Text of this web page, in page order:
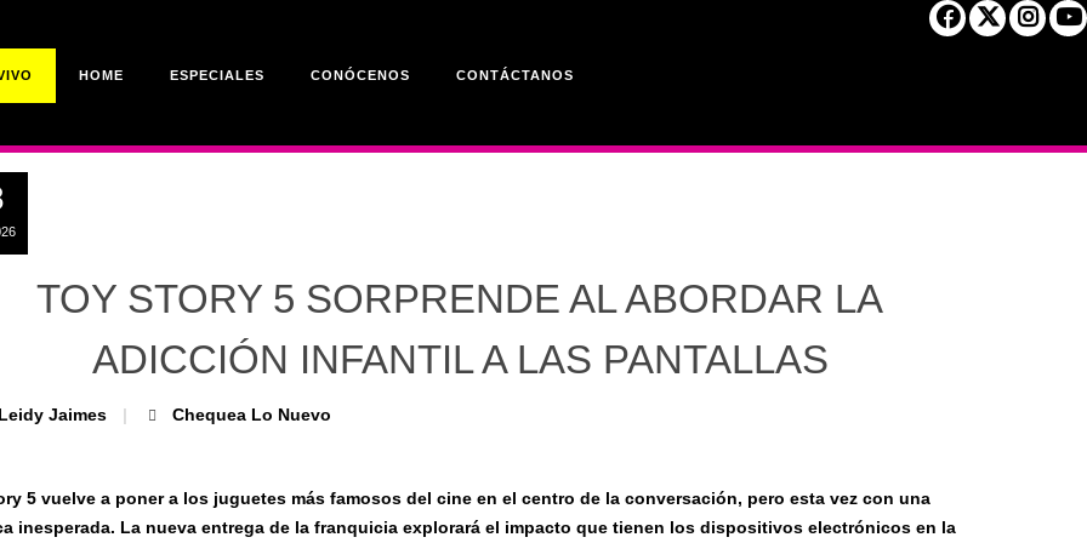
HOME ESPECIALES CONÓCENOS CONTÁCTANOS
TOY STORY 5 SORPRENDE AL ABORDAR LA
ADICCIÓN INFANTIL A LAS PANTALLAS
Leidy Jaimes Chequea Lo Nuevo
5 vuelve a poner a los juguetes más famosos del cine en el centro de la conversación, pero esta vez con una
inesperada. La nueva entrega de la franquicia explorará el impacto que tienen los dispositivos electrónicos en la